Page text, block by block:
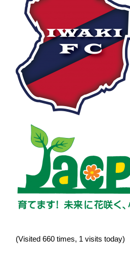
(Visited 660 times, 1 visits today)